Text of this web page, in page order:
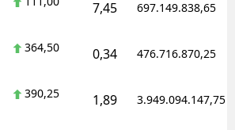
7,45 697.149.838,65
364,50 0,34 476.716.870,25
390,25 1,89 3.949.094.147,75